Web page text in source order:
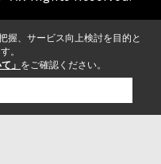
握、サービス向上検討を目的と
。
」 をご確認ください。